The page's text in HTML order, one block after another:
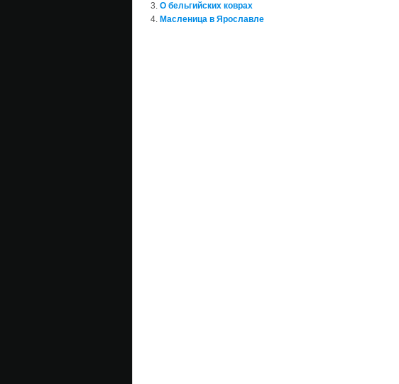
О бельгийских коврах
Масленица в Ярославле